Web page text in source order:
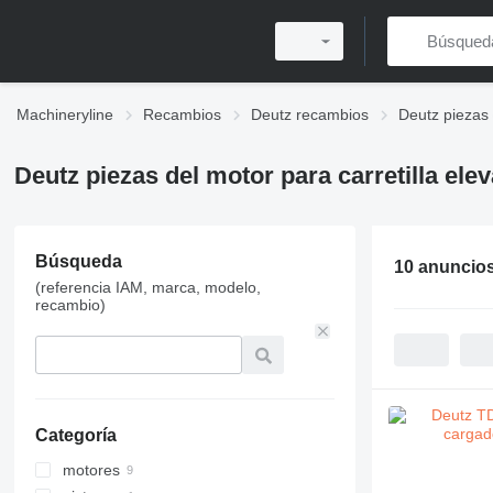
Machineryline Recambios Deutz recambios Deutz
Deutz piezas del motor para carretilla
Búsqueda
(referencia IAM, marca, modelo,
recambio)
Categoría
motores
10